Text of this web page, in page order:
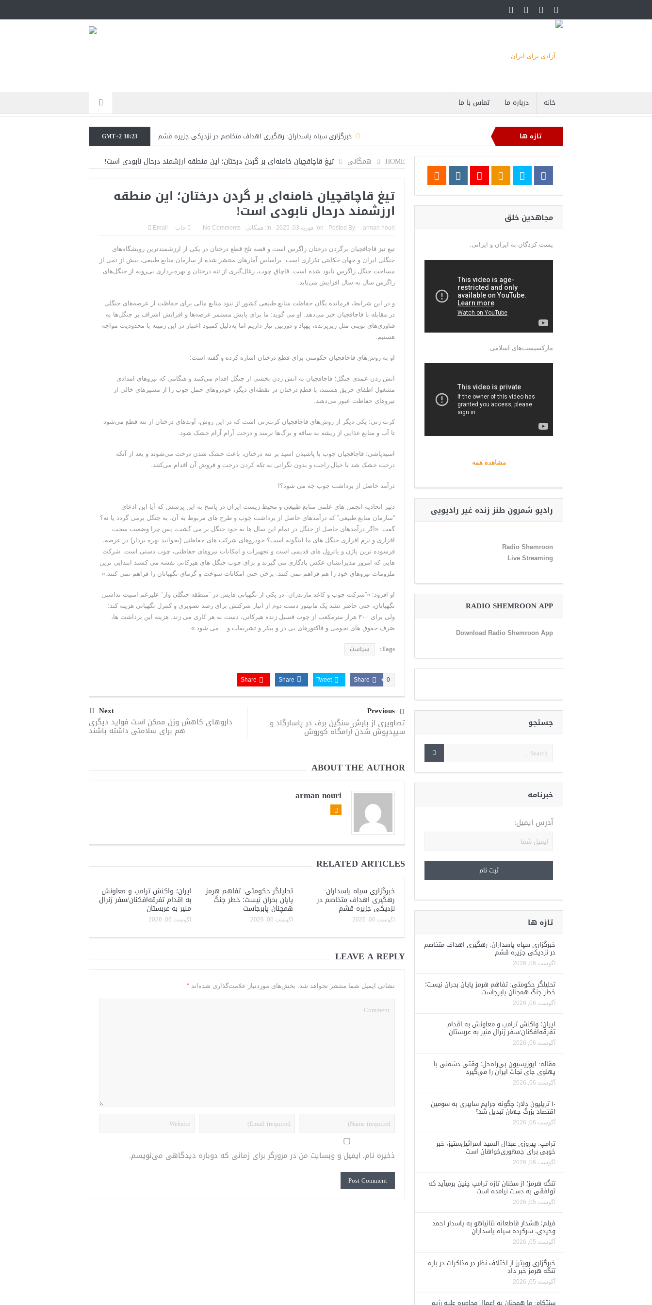
خانه درباره ما تماس با ما
تازه ها
خبرگزاری سپاه پاسداران: رهگیری اهداف متخاصم در نزدیکی جزیره قشم
تحلیلگر حکومتی: تفاهم هرمز پایان بحران نیست؛ خطر جنگ همچنان پابرجاست
ایران؛ واکنش ترامپ و معاونش به اقدام تفرقه‌افکنان/سفر ژنرال منیر به عربستان
مقاله: اپوزیسیون بی‌راه‌حل؛ وقتی دشمنی با پهلوی جای نجات ایران را می‌گیرد
۱۰ تریلیون دلار؛ چگونه جرایم سایبری به سومین اقتصاد بزرگ جهان تبدیل شد؟
ترامپ: پیروزی عبدال السید اسرائیل‌ستیز، خبر خوبی برای جمهوری‌خواهان است
تنگه هرمز؛ از سخنان تازه ترامپ چنین برمیآید که توافقی به دست نیامده است
فیلم؛ هشدار قاطعانه نتانیاهو به پاسدار احمد وحیدی، سرکرده سپاه پاسداران
خبرگزاری رویترز از اختلاف نظر در مذاکرات در باره تنگه هرمز خبر داد
سنتکام: ما همچنان به اعمال محاصره علیه رژیم ایران ادامه می‌دهیم
GMT+2 10:23
HOME همگانی تیغ قاچاقچیان خامنه‌ای بر گردن درختان؛ این منطقه ارزشمند درحال نابودی است!
تیغ قاچاقچیان خامنه‌ای بر گردن درختان؛ این منطقه
ارزشمند درحال نابودی است!
Posted By: arman nouri
on: فوریه 03, 2025 In: همگانی No Comments چاپ Email
تیغ تیز قاچاقچیان برگردن درختان زاگرس است و قصه تلخ قطع درختان در یکی از ارزشمند‌ترین رویشگاه‌های
جنگلی ایران و جهان حکایتی تکراری است. براساس آمارهای منتشر شده از سازمان منابع طبیعی، بیش از نمی از
مساحت جنگل زاگرس نابود شده است. قاچاق چوب، زغال‌گیری از تنه درختان و بهره‌برداری بی‌رویه از جنگل‌های
زاگرس سال به سال افزایش می‌یابد.
و در این شرایط، فرمانده یگان حفاظت منابع طبیعی کشور از نبود منابع مالی برای حفاظت از عرصه‌های جنگلی
در مقابله با قاچاقچیان خبر می‌دهد. او می گوید: ما برای پایش مستمر عرصه‌ها و افزایش اشراف بر جنگل‌ها به
فناوری‌های نوینی مثل ریزپرنده‌، پهپاد و دوربین نیاز داریم اما به‌دلیل کمبود اعتبار در این زمینه با محدودیت مواجه
هستیم.
او به روش‌های قاچاقچیان حکومتی برای قطع درختان اشاره کرده و گفته است:
آتش زدن عمدی جنگل؛ قاچاقچیان به آتش زدن بخشی از جنگل اقدام می‌کنند و هنگامی که نیرو‌های امدادی
مشغول اطفای حریق هستند، با قطع درختان در نقطه‌ای دیگر، خودرو‌های حمل چوب را از مسیر‌های خالی از
نیرو‌های حفاظت عبور می‌دهند.
کرت زنی؛ یکی دیگر از روش‌های قاچاقچیان کرت‌زنی است که در این روش، آوند‌های درختان از تنه قطع می‌شود
تا آب و منابع غذایی از ریشه به ساقه و برگ‌ها نرسد و درخت آرام آرام خشک شود.
اسیدپاشی؛ قاچاقچیان چوب با پاشیدن اسید بر تنه درختان، باعث خشک شدن درخت می‌شوند و بعد از آنکه
درخت خشک شد با خیال راحت و بدون نگرانی به تکه کردن درخت و فروش آن اقدام می‌کنند.
درآمد حاصل از برداشت چوب چه می شود؟!
دبیر اتحادیه انجمن های علمی منابع طبیعی و محیط زیست ایران در پاسخ به این پرسش که آیا این ادعای
“سازمان منابع طبیعی” که درآمدهای حاصل از برداشت چوب و طرح های مربوط به آن، به جنگل برمی گردد یا نه؟
گفت: «اگر درآمدهای حاصل از جنگل در تمام این سال ها به خود جنگل بر می گشت، پس چرا وضعیت سخت
افزاری و نرم افزاری جنگل های ما اینگونه است؟ خودروهای شرکت های حفاظتی (بخوانید بهره بردار) در عرصه،
فرسوده ترین پاژن و پاترول های قدیمی است و تجهیزات و امکانات نیروهای حفاظتی، چوب دستی است. شرکت
هایی که امروز مدیرانشان عکس یادگاری می گیرند و برای چوب جنگل های هیرکانی نقشه می کشند ابتدایی ترین
ملزومات نیروهای خود را هم فراهم نمی کنند. برخی حتی امکانات سوخت و گرمای نگهبانان را فراهم نمی کنند.»
او افزود: «”شرکت چوب و کاغذ مازندران” در یکی از نگهبانی هایش در “منطقه جنگلی واز” علیرغم امنیت نداشتن
نگهبانان، حتی حاضر نشد یک مانیتور دست دوم از انبار شرکتش برای رصد تصویری و کنترل نگهبانی هزینه کند؛
ولی برای ۳۰۰ هزار مترمکعب از چوب فسیل زنده هیرکانی، دست به هر کاری می زند. هزینه این برداشت ها،
صَرف حقوق های نجومی و فاکتورهای بی در و پیکر و تشریفات و… می شود.»
Tags: سیاست
Share 0
Tweet
Share
Share
Previous
تصاویری از بارش سنگین برف در پاسارگاد و
سیپدپوش شدن آرامگاه کوروش
Next
داروهای کاهش وزن ممکن است فواید دیگری
هم برای سلامتی داشته باشند
ABOUT THE AUTHOR
arman nouri
RELATED ARTICLES
خبرگزاری سپاه پاسداران:
رهگیری اهداف متخاصم در
نزدیکی جزیره قشم
آگوست 06, 2026
تحلیلگر حکومتی: تفاهم هرمز
پایان بحران نیست؛ خطر جنگ
همچنان پابرجاست
آگوست 06, 2026
ایران؛ واکنش ترامپ و معاونش
به اقدام تفرقه‌افکنان/سفر ژنرال
منیر به عربستان
آگوست 06, 2026
LEAVE A REPLY
نشانی ایمیل شما منتشر نخواهد شد. بخش‌های موردنیاز علامت‌گذاری شده‌اند *
ذخیره نام، ایمیل و وبسایت من در مرورگر برای زمانی که دوباره دیدگاهی می‌نویسم.
مجاهدین خلق
پشت کردگان به ایران و ایرانی.
مارکسیست‌های اسلامی
مشاهده همه
رادیو شمرون طنز زنده غیر رادیویی
Radio Shemroon
Live Streaming
RADIO SHEMROON APP
Download Radio Shemroon App
جستجو
خبرنامه
آدرس ایمیل:
تازه ها
خبرگزاری سپاه پاسداران: رهگیری اهداف متخاصم
در نزدیکی جزیره قشم
آگوست 06, 2026
تحلیلگر حکومتی: تفاهم هرمز پایان بحران نیست؛
خطر جنگ همچنان پابرجاست
آگوست 06, 2026
ایران؛ واکنش ترامپ و معاونش به اقدام
تفرقه‌افکنان/سفر ژنرال منیر به عربستان
آگوست 06, 2026
مقاله: اپوزیسیون بی‌راه‌حل؛ وقتی دشمنی با
پهلوی جای نجات ایران را می‌گیرد
آگوست 06, 2026
۱۰ تریلیون دلار؛ چگونه جرایم سایبری به سومین
اقتصاد بزرگ جهان تبدیل شد؟
آگوست 06, 2026
ترامپ: پیروزی عبدال السید اسرائیل‌ستیز، خبر
خوبی برای جمهوری‌خواهان است
آگوست 06, 2026
تنگه هرمز؛ از سخنان تازه ترامپ چنین برمیآید که
توافقی به دست نیامده است
آگوست 05, 2026
فیلم؛ هشدار قاطعانه نتانیاهو به پاسدار احمد
وحیدی، سرکرده سپاه پاسداران
آگوست 05, 2026
خبرگزاری رویترز از اختلاف نظر در مذاکرات در باره
تنگه هرمز خبر داد
آگوست 05, 2026